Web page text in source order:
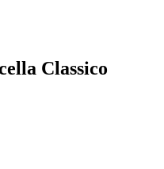
Classico